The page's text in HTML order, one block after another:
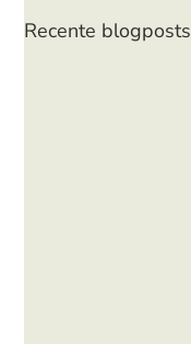
Recente blogposts